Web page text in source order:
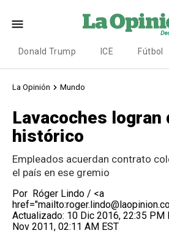
Donald Trump ICE Fútbol
La Opinión Mundo
Lavacoches logran
histórico
Empleados acuerdan contrato
el país en ese gremio
Por Róger Lindo / <a
Actualizado: 10 Dic 2016, 22:35 PM
Nov 2011, 02:11 AM EST